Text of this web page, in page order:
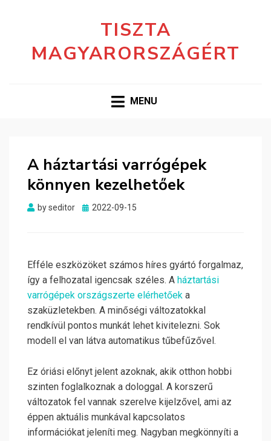
TISZTA
MAGYARORSZÁGÉRT
MENU
A háztartási varrógépek
könnyen kezelhetőek
byseditor
Posted
2022-09-15
Efféle eszközöket számos híres gyártó forgalmaz,
így a felhozatal igencsak széles. A háztartási
varrógépek országszerte elérhetőek a
szaküzletekben. A minőségi változatokkal
rendkívül pontos munkát lehet kivitelezni. Sok
modell el van látva automatikus tűbefűzővel.
Ez óriási előnyt jelent azoknak, akik otthon hobbi
szinten foglalkoznak a dologgal. A korszerű
változatok fel vannak szerelve kijelzővel, ami az
éppen aktuális munkával kapcsolatos
információkat jeleníti meg. Nagyban megkönnyíti a